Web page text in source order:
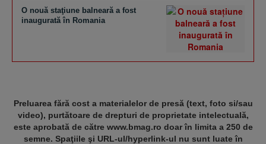
O nouă staţiune balneară a fost
inaugurată în Romania
Preluarea fără cost a materialelor de presă (text, foto si/sau
video), purtătoare de drepturi de proprietate intelectuală,
este aprobată de către www.bmag.ro doar în limita a 250 de
semne. Spaţiile şi URL-ul/hyperlink-ul nu sunt luate în